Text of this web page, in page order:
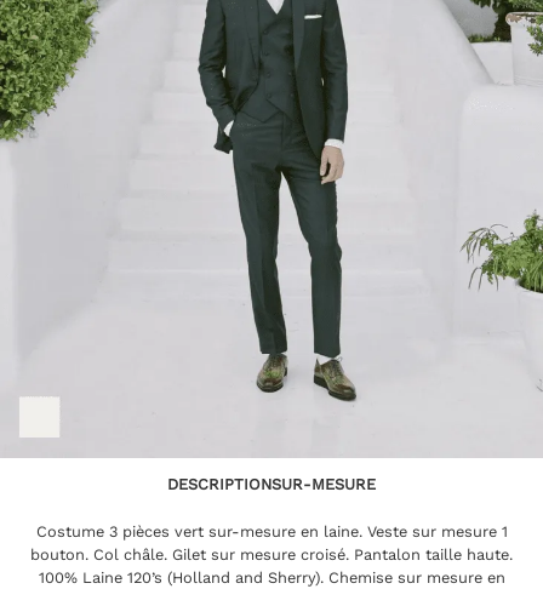
DESCRIPTIONSUR-MESURE
Costume 3 pièces vert sur-mesure en laine. Veste sur mesure 1
bouton. Col châle. Gilet sur mesure croisé. Pantalon taille haute.
100% Laine 120’s (Holland and Sherry). Chemise sur mesure en